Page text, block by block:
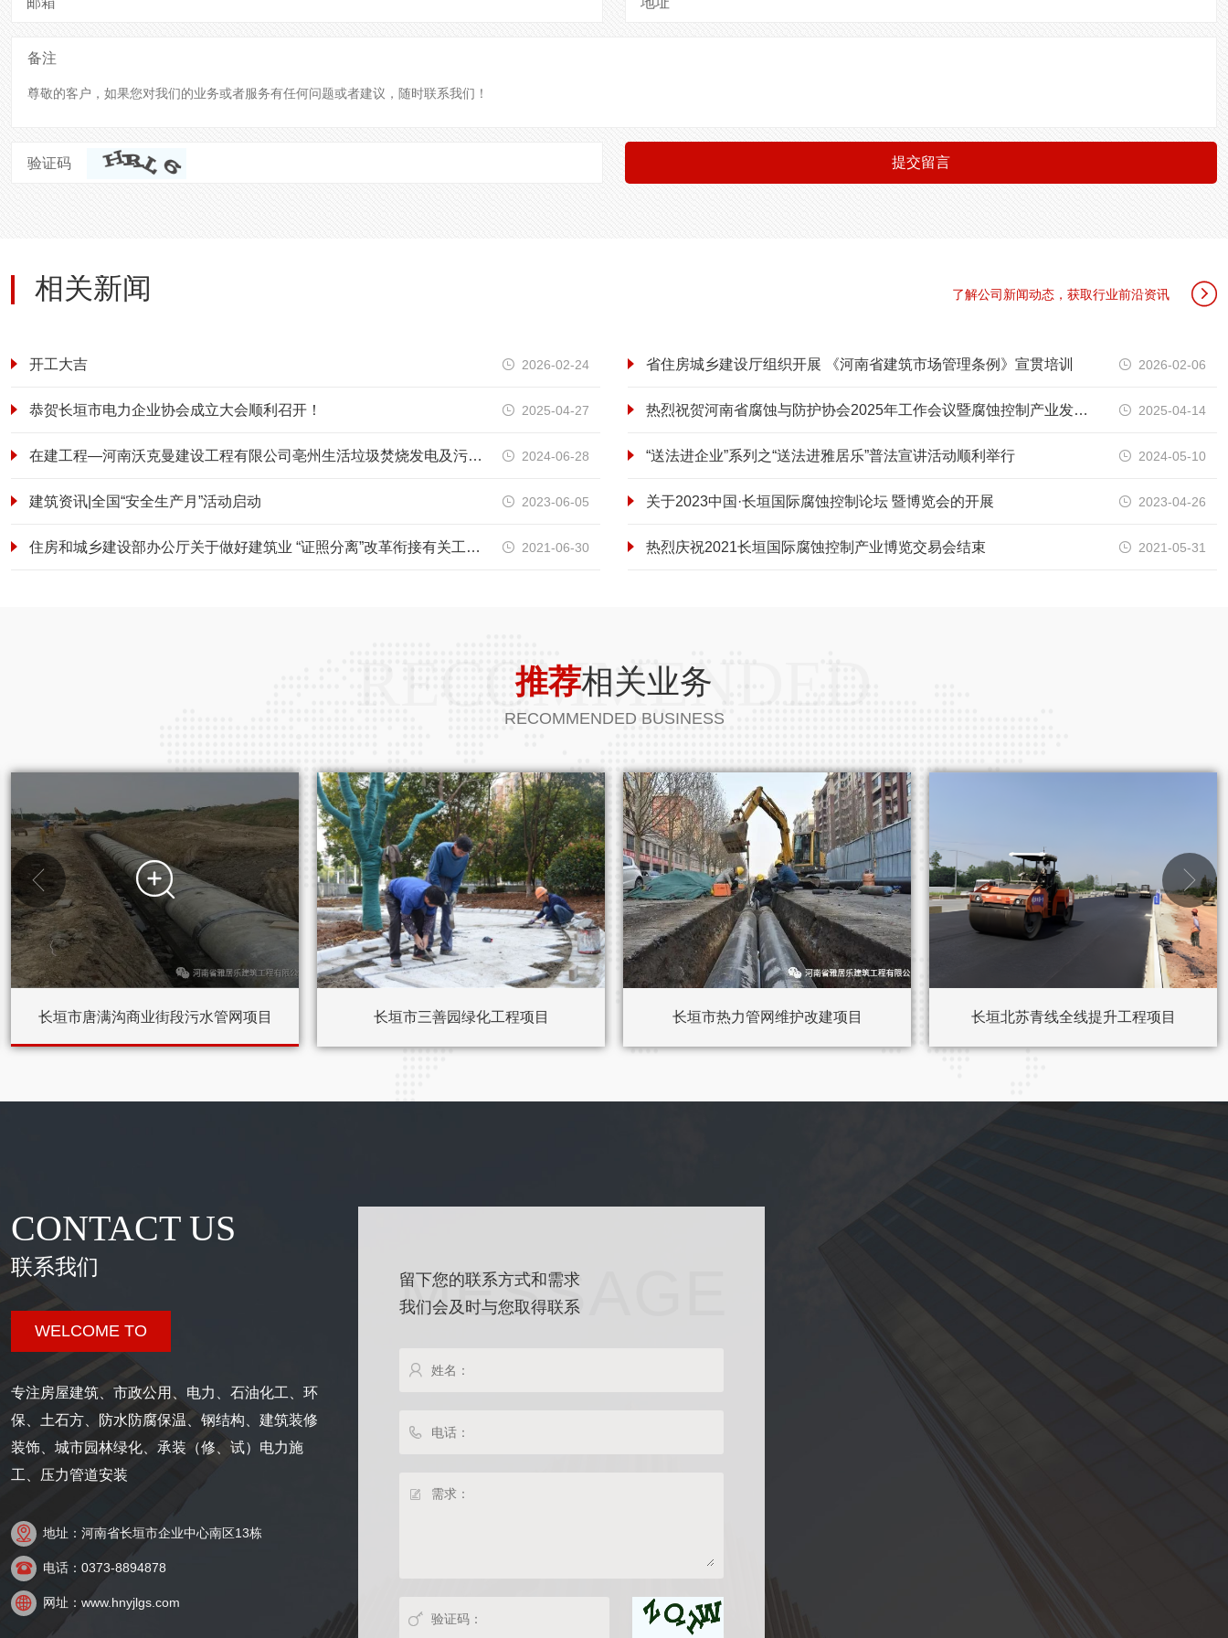
备注
验证码 提交留言
相关新闻 了解公司新闻动态，获取行业前沿资讯 
开工大吉  2026-02-24 省住房城乡建设厅组织开展 《河南省建筑市场管理条例》宣贯培训  2026-02-06
恭贺长垣市电力企业协会成立大会顺利召开！  2025-04-27 热烈祝贺河南省腐蚀与防护协会2025年工作会议暨腐蚀控制产业发展大会成功召开  2025-04-14
在建工程—河南沃克曼建设工程有限公司亳州生活垃圾焚烧发电及污泥处理厂项目形象提升改造工程项目纪实  2024-06-28 “送法进企业”系列之“送法进雅居乐”普法宣讲活动顺利举行  2024-05-10
建筑资讯|全国“安全生产月”活动启动  2023-06-05 关于2023中国·长垣国际腐蚀控制论坛 暨博览会的开展  2023-04-26
住房和城乡建设部办公厅关于做好建筑业 “证照分离”改革衔接有关工作的通知  2021-06-30 热烈庆祝2021长垣国际腐蚀控制产业博览交易会结束  2021-05-31
RECOMMENDED
推荐相关业务
RECOMMENDED BUSINESS

长垣市唐满沟商业街段污水管网项目 长垣市三善园绿化工程项目 长垣市热力管网维护改建项目 长垣北苏青线全线提升工程项目
 
CONTACT US
联系我们
WELCOME TO
专注房屋建筑、市政公用、电力、石油化工、环
保、土石方、防水防腐保温、钢结构、建筑装修
装饰、城市园林绿化、承装（修、试）电力施
工、压力管道安装
 地址：河南省长垣市企业中心南区13栋
 电话：0373-8894878
 网址：www.hnyjlgs.com
MESSAGE
留下您的联系方式和需求
我们会及时与您取得联系



